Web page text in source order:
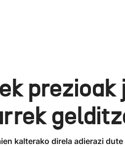
kalterako direla adierazi